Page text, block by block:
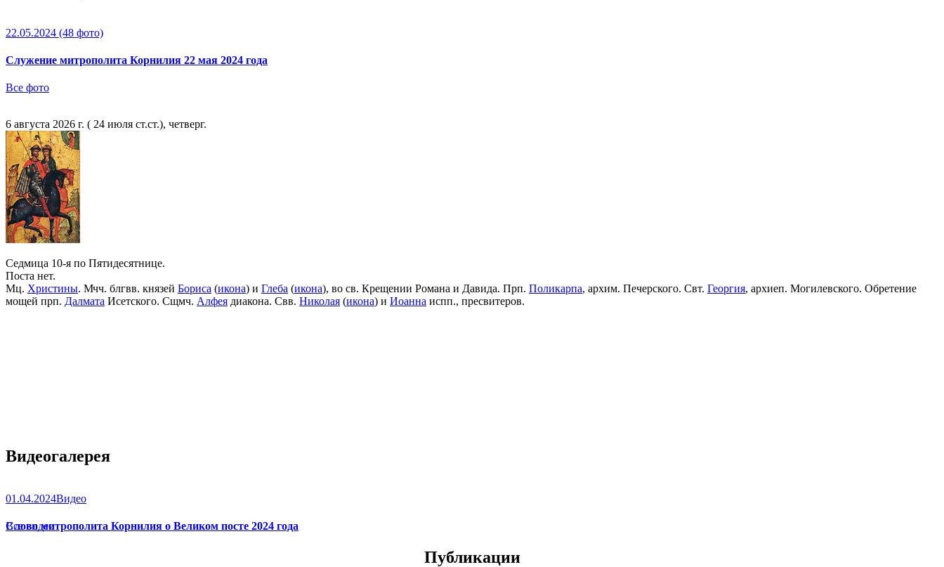
22.05.2024 (48 фото)
Служение митрополита Корнилия 22 мая 2024 года
Все фото
6 августа 2026 г. ( 24 июля ст.ст.), четверг.
Седмица 10-я по Пятидесятнице.
Поста нет.
Мц. Христины. Мчч. блгвв. князей Бориса (икона) и Глеба (икона), во св. Крещении Романа и Давида. Прп. Поликарпа, архим. Печерского. Свт. Георгия, архиеп. Могилевского. Обретение
мощей прп. Далмата Исетского. Сщмч. Алфея диакона. Свв. Николая (икона) и Иоанна испп., пресвитеров.
Видеогалерея
01.04.2024Видео
Слово митрополита Корнилия о Великом посте 2024 года
Все видео
Публикации